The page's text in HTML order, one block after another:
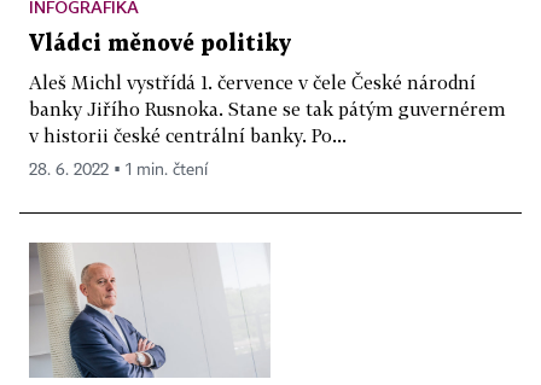
INFOGRAFIKA
Vládci měnové politiky
Aleš Michl vystřídá 1. července v čele České národní
banky Jiřího Rusnoka. Stane se tak pátým guvernérem
v historii české centrální banky. Po...
28. 6. 2022 ▪ 1 min. čtení